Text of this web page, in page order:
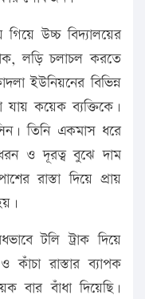
উচ্চ বিদ্যালয়ের
লড়ি চলাচল করতে
ইউনিয়নের বিভিন্ন
যায় কয়েক ব্যক্তিকে।
তিনি একমাস ধরে
ও দূরত্ব বুঝে দাম
রাস্তা দিয়ে প্রায়
টলি ট্রাক দিয়ে
কাঁচা রাস্তার ব্যাপক
বার বাঁধা দিয়েছি।